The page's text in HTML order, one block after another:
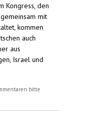
Kongress, den
mit
kommen
auch
aus
Israel und
bei Esperanto-
bitte